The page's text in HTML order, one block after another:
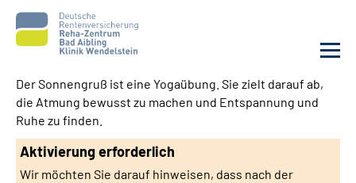
Unsere Klinik
Unsere Angebote
Der Sonnengruß ist eine Yogaübung. Sie zielt darauf ab,
die Atmung bewusst zu machen und Entspannung und
Ruhe zu finden.
Aktivierung erforderlich
Wir möchten Sie darauf hinweisen, dass nach der